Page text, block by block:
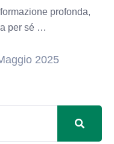
profonda,
per sé …
2025